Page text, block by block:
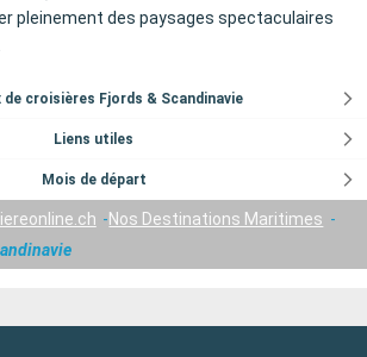
pleinement des paysages spectaculaires
de croisières Fjords & Scandinavie
Liens utiles
Mois de départ
Nos Destinations Maritimes